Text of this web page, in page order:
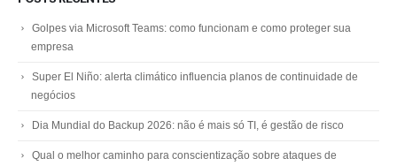
Golpes via Microsoft Teams: como funcionam e como proteger sua
empresa
Super El Niño: alerta climático influencia planos de continuidade de
negócios
Dia Mundial do Backup 2026: não é mais só TI, é gestão de risco
Qual o melhor caminho para conscientização sobre ataques de